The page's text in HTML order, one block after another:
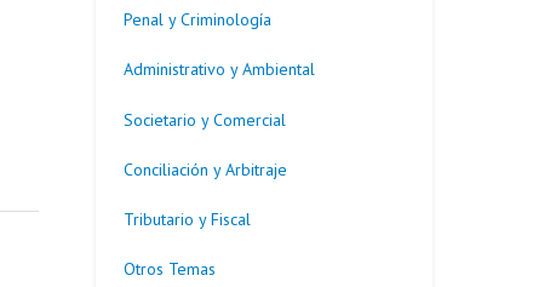
Penal y Criminología
Administrativo y Ambiental
Societario y Comercial
Conciliación y Arbitraje
Tributario y Fiscal
Otros Temas